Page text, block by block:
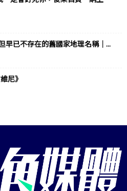
早已不存在的舊國家地理名稱｜...
尼》